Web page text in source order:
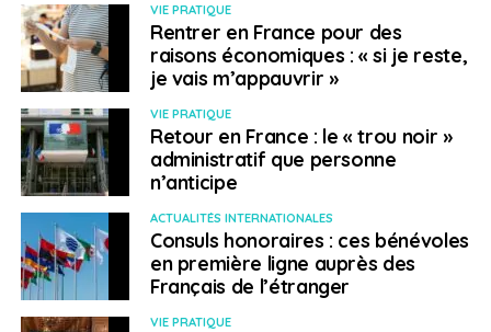
position délicate
Français à l'étranger
VIE PRATIQUE
Rentrer en France pour des
raisons économiques : « si je reste,
je vais m’appauvrir »
VIE PRATIQUE
Retour en France : le « trou noir »
administratif que personne
n’anticipe
ACTUALITÉS INTERNATIONALES
Consuls honoraires : ces bénévoles
en première ligne auprès des
Français de l’étranger
VIE PRATIQUE